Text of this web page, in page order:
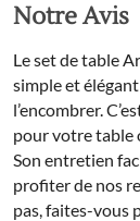
Notre Avis
Le set de table
simple et
l’encombrer.
pour votre table
Son entretien
profiter de nos
pas, faites-vous